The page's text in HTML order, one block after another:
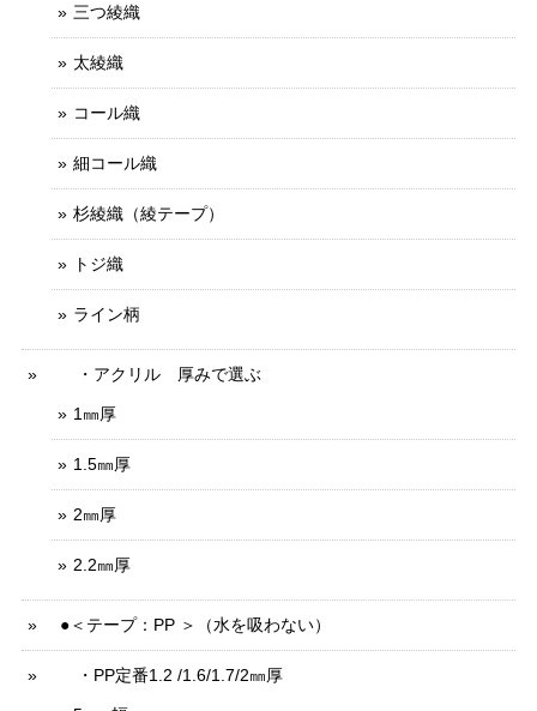
三つ綾織
太綾織
コール織
細コール織
杉綾織（綾テープ）
トジ織
ライン柄
・アクリル 厚みで選ぶ
1㎜厚
1.5㎜厚
2㎜厚
2.2㎜厚
●＜テープ：PP ＞（水を吸わない）
・PP定番1.2 /1.6/1.7/2㎜厚